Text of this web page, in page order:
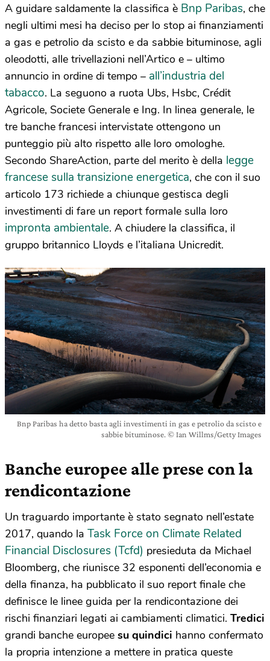
A guidare saldamente la classifica è Bnp Paribas, che
negli ultimi mesi ha deciso per lo stop ai finanziamenti
a gas e petrolio da scisto e da sabbie bituminose, agli
oleodotti, alle trivellazioni nell’Artico e – ultimo
annuncio in ordine di tempo – all’industria del
tabacco. La seguono a ruota Ubs, Hsbc, Crédit
Agricole, Societe Generale e Ing. In linea generale, le
tre banche francesi intervistate ottengono un
punteggio più alto rispetto alle loro omologhe.
Secondo ShareAction, parte del merito è della legge
francese sulla transizione energetica, che con il suo
articolo 173 richiede a chiunque gestisca degli
investimenti di fare un report formale sulla loro
impronta ambientale. A chiudere la classifica, il
gruppo britannico Lloyds e l’italiana Unicredit.
Bnp Paribas ha detto basta agli investimenti in gas e petrolio da scisto e
sabbie bituminose. © Ian Willms/Getty Images
Banche europee alle prese con la
rendicontazione
Un traguardo importante è stato segnato nell’estate
2017, quando la Task Force on Climate Related
Financial Disclosures (Tcfd) presieduta da Michael
Bloomberg, che riunisce 32 esponenti dell’economia e
della finanza, ha pubblicato il suo report finale che
definisce le linee guida per la rendicontazione dei
rischi finanziari legati ai cambiamenti climatici. Tredici
grandi banche europee su quindici hanno confermato
la propria intenzione a mettere in pratica queste